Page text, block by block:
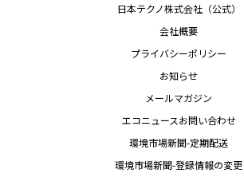
日本テクノ株式会社（公式）
会社概要
プライバシーポリシー
お知らせ
メールマガジン
エコニュースお問い合わせ
環境市場新聞-定期配送
環境市場新聞-登録情報の変更